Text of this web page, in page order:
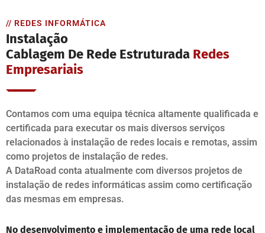
// REDES INFORMÁTICA
Instalação
Cablagem De Rede Estruturada Redes
Empresariais
Contamos com uma equipa técnica altamente qualificada e
certificada para executar os mais diversos serviços
relacionados à instalação de redes locais e remotas, assim
como projetos de instalação de redes.
A DataRoad conta atualmente com diversos projetos de
instalação de redes informáticas assim como certificação
das mesmas em empresas.
No desenvolvimento e implementação de uma rede local